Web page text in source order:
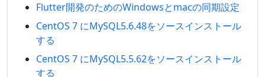
Flutter開発のためのWindowsとmacの同期設定
CentOS 7 にMySQL5.6.48をソースインストール
する
CentOS 7 にMySQL5.5.62をソースインストール
する